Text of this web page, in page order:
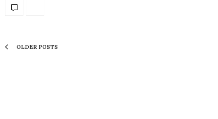
OLDER POSTS